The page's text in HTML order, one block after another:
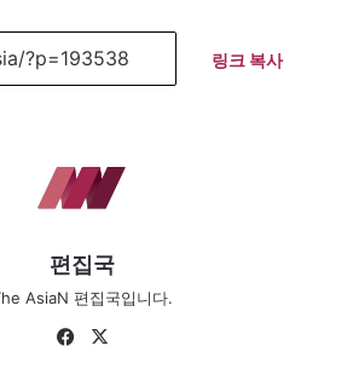
링크 복사
편집국
AsiaN 편집국입니다.
Fa